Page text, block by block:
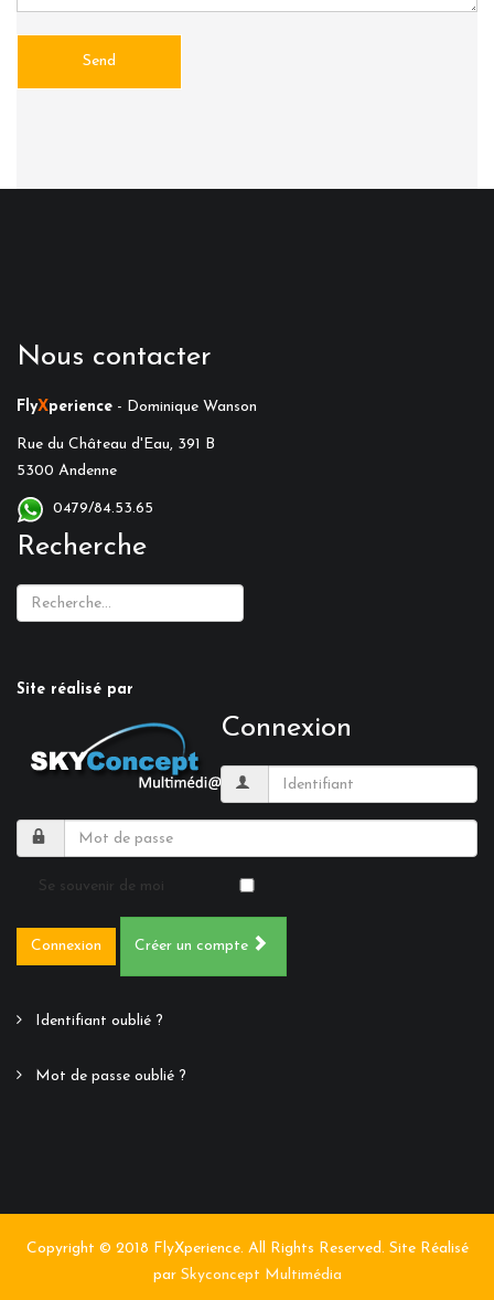
Send
Nous contacter
FlyXperience - Dominique Wanson
Rue du Château d'Eau, 391 B
5300 Andenne
0479/84.53.65
Recherche
Site réalisé par
Connexion
Se souvenir de moi
Connexion Créer un compte
Identifiant oublié ?
Mot de passe oublié ?
Copyright © 2018 FlyXperience. All Rights Reserved. Site Réalisé
par Skyconcept Multimédia